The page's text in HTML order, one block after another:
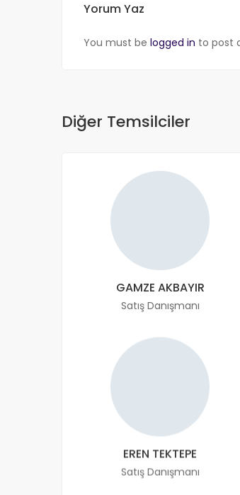
Yorum Yaz
You must be logged in to post
Diğer Temsilciler
GAMZE AKBAYIR
Satış Danışmanı
EREN TEKTEPE
Satış Danışmanı